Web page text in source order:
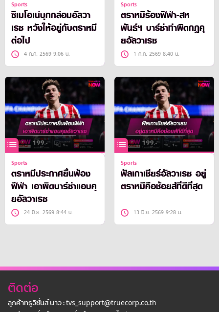
Sports
ซิเมโอเน่บุกกล่อมอัลวา
เรซ หวังให้อยู่กับตราหมี
ต่อไป
4 ก.ค. 2569 9:06 น.
Sports
ตราหมีร้องฟีฟ่า-สห
พันธ์ฯ บาร์ซ่าทำผิดกฎคุ
ยอัลวาเรซ
1 ก.ค. 2569 8:40 น.
Sports
ตราหมีประกาศยื่นฟ้อง
ฟีฟ่า เอาผิดบาร์ซ่าแอบคุ
ยอัลวาเรซ
24 มิ.ย. 2569 8:44 น.
Sports
ฟัลเกาเชียร์อัลวาเรซ อยู่
ตราหมีคือช้อยส์ที่ดีที่สุด
13 มิ.ย. 2569 9:28 น.
ติดต่อ
ลูกค้าทรูวิชั่นส์ นาว : tvs_support@truecorp.co.th